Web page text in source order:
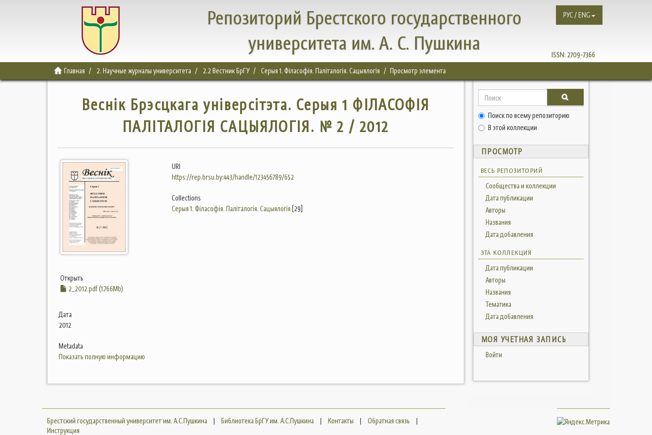
Репозиторий Брестского государственного
университета им. А. С. Пушкина
ISSN: 2709-7366
РУС / ENG
Главная 2. Научные журналы университета 2.2 Вестник БрГУ Серыя 1. Філасофія. Паліталогія. Сацыялогія Просмотр элемента
Веснік Брэсцкага універсітэта. Серыя 1 ФІЛАСОФІЯ
ПАЛІТАЛОГІЯ САЦЫЯЛОГІЯ. № 2 / 2012
Открыть
2_2012.pdf (1.766Mb)
Дата
2012
Metadata
Показать полную информацию
URI
https://rep.brsu.by:443/handle/123456789/652
Collections
Серыя 1. Філасофія. Паліталогія. Сацыялогія [29]
Поиск по всему репозиторию
В этой коллекции
ПРОСМОТР
ВЕСЬ РЕПОЗИТОРИЙ
Сообщества и коллекции
Дата публикации
Авторы
Названия
Дата добавления
ЭТА КОЛЛЕКЦИЯ
Дата публикации
Авторы
Названия
Тематика
Дата добавления
МОЯ УЧЕТНАЯ ЗАПИСЬ
Войти
Брестский государственный университет им. А.С.Пушкина | Библиотека БрГУ им. А.С.Пушкина | Контакты | Обратная связь
|
Инструкция